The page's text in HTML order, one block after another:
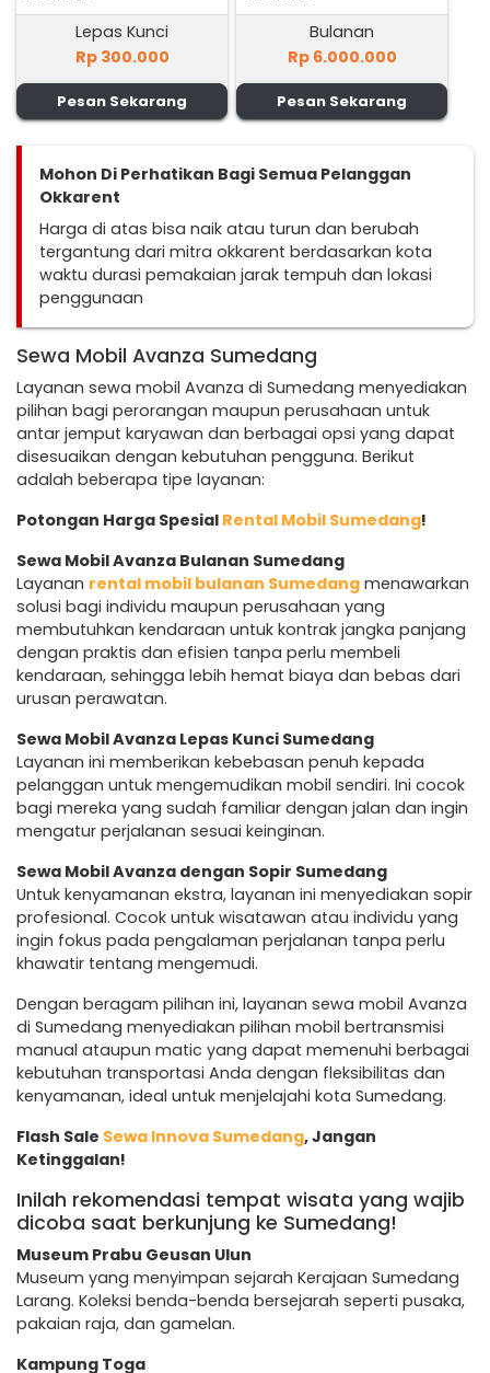
Lepas Kunci
Rp 300.000
Pesan Sekarang
Bulanan
Rp 6.000.000
Pesan Sekarang
Mohon Di Perhatikan Bagi Semua Pelanggan
Okkarent
Harga di atas bisa naik atau turun dan berubah
tergantung dari mitra okkarent berdasarkan kota
waktu durasi pemakaian jarak tempuh dan lokasi
penggunaan
Sewa Mobil Avanza Sumedang
Layanan sewa mobil Avanza di Sumedang menyediakan
pilihan bagi perorangan maupun perusahaan untuk
antar jemput karyawan dan berbagai opsi yang dapat
disesuaikan dengan kebutuhan pengguna. Berikut
adalah beberapa tipe layanan:
Potongan Harga Spesial Rental Mobil Sumedang!
Sewa Mobil Avanza Bulanan Sumedang
Layanan rental mobil bulanan Sumedang menawarkan
solusi bagi individu maupun perusahaan yang
membutuhkan kendaraan untuk kontrak jangka panjang
dengan praktis dan efisien tanpa perlu membeli
kendaraan, sehingga lebih hemat biaya dan bebas dari
urusan perawatan.
Sewa Mobil Avanza Lepas Kunci Sumedang
Layanan ini memberikan kebebasan penuh kepada
pelanggan untuk mengemudikan mobil sendiri. Ini cocok
bagi mereka yang sudah familiar dengan jalan dan ingin
mengatur perjalanan sesuai keinginan.
Sewa Mobil Avanza dengan Sopir Sumedang
Untuk kenyamanan ekstra, layanan ini menyediakan sopir
profesional. Cocok untuk wisatawan atau individu yang
ingin fokus pada pengalaman perjalanan tanpa perlu
khawatir tentang mengemudi.
Dengan beragam pilihan ini, layanan sewa mobil Avanza
di Sumedang menyediakan pilihan mobil bertransmisi
manual ataupun matic yang dapat memenuhi berbagai
kebutuhan transportasi Anda dengan fleksibilitas dan
kenyamanan, ideal untuk menjelajahi kota Sumedang.
Flash Sale Sewa Innova Sumedang, Jangan
Ketinggalan!
Inilah rekomendasi tempat wisata yang wajib
dicoba saat berkunjung ke Sumedang!
Museum Prabu Geusan Ulun
Museum yang menyimpan sejarah Kerajaan Sumedang
Larang. Koleksi benda-benda bersejarah seperti pusaka,
pakaian raja, dan gamelan.
Kampung Toga